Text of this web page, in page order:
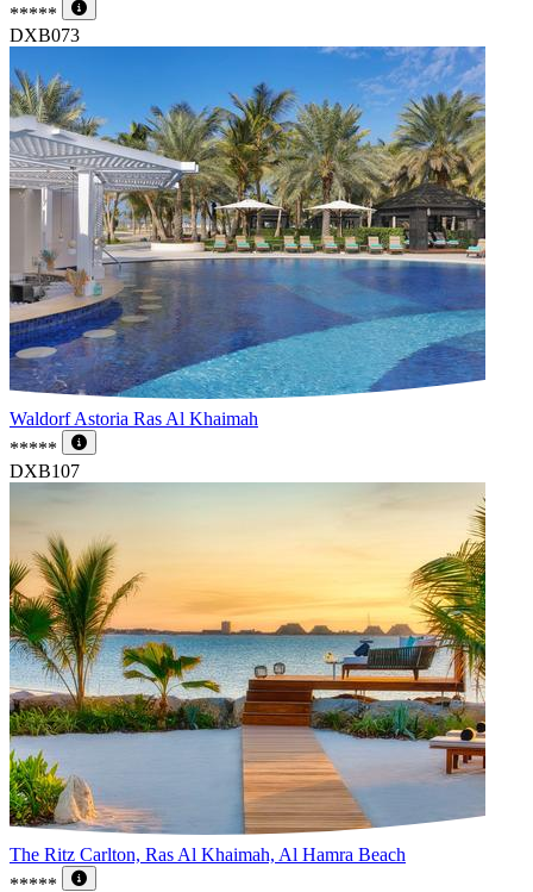
*****
DXB073
Waldorf Astoria Ras Al Khaimah
*****
DXB107
The Ritz Carlton, Ras Al Khaimah, Al Hamra Beach
*****